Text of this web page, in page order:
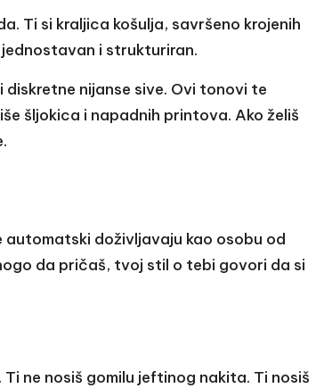
Ti si kraljica košulja, savršeno krojenih
i strukturiran.
nijanse sive. Ovi tonovi te
šljokica i napadnih printova. Ako želiš
doživljavaju kao osobu od
da pričaš, tvoj stil o tebi govori da si
ne nosiš gomilu jeftinog nakita. Ti nosiš